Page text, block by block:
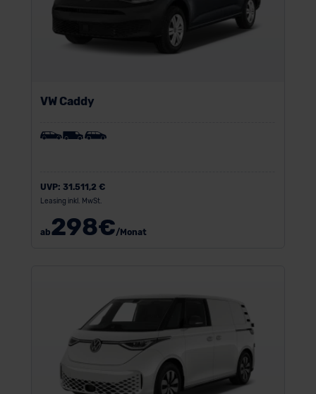
VW Caddy
UVP: 31.511,2 €
Leasing inkl. MwSt.
ab298€/Monat